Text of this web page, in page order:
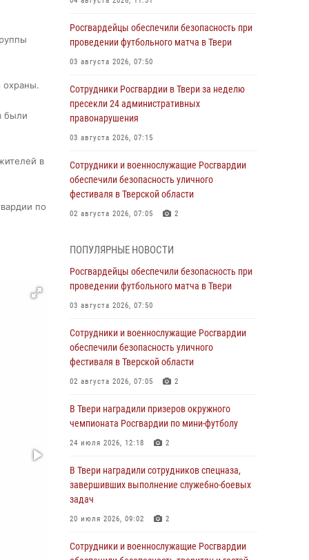
охраны.
были
в
по
Росгвардейцы обеспечили безопасность при
проведении футбольного матча в Твери
03 августа 2026, 07:50
Сотрудники Росгвардии в Твери за неделю
пресекли 24 административных
правонарушения
03 августа 2026, 07:15
Сотрудники и военнослужащие Росгвардии
обеспечили безопасность уличного
фестиваля в Тверской области
02 августа 2026, 07:05 2
Росгвардии Героя России генерала армии
Виктора Золотова с заместителем
полномочного представителя Президента
31 июля 2026, 05:42 4
Росгвардейцы в Твери приняли участие в
молебне, посвященном Дню Крещения Руси
Сотрудники вневедомственной охраны
совершили 250 выездов и пресекли 20
области
27 июля 2026, 08:29
В Твери наградили призеров окружного
24 июля 2026, 12:18 2
ПОПУЛЯРНЫЕ НОВОСТИ
Росгвардейцы обеспечили безопасность при
проведении футбольного матча в Твери
03 августа 2026, 07:50
Сотрудники и военнослужащие Росгвардии
обеспечили безопасность уличного
фестиваля в Тверской области
02 августа 2026, 07:05 2
В Твери наградили призеров окружного
чемпионата Росгвардии по мини-футболу
24 июля 2026, 12:18 2
В Твери наградили сотрудников спецназа,
завершивших выполнение служебно-боевых
задач
20 июля 2026, 09:02 2
Сотрудники и военнослужащие Росгвардии